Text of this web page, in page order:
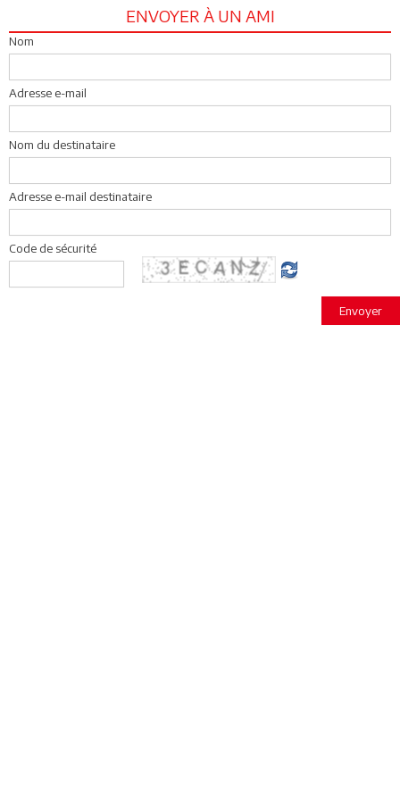
ENVOYER À UN AMI
Nom
Adresse e-mail
Nom du destinataire
Adresse e-mail destinataire
Code de sécurité
Envoyer